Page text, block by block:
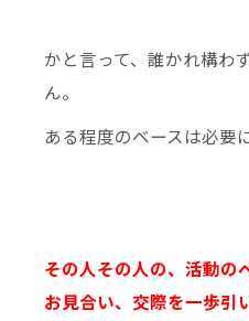
かと言って、誰かれ構わ
ん。
ある程度のベースは必要
その人その人の、活動の
お見合い、交際を一歩引